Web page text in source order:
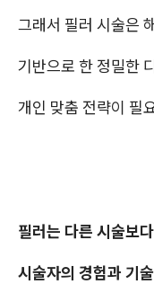
그래서 필러 시술은
기반으로 한 정밀한
개인 맞춤 전략이 필
필러는 다른 시술보다
시술자의 경험과 기